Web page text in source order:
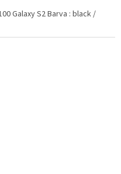
Galaxy S2 Barva : black /